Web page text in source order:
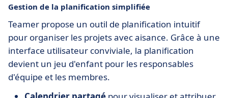
Gestion de la planification simplifiée
Teamer propose un outil de planification intuitif
pour organiser les projets avec aisance. Grâce à une
interface utilisateur conviviale, la planification
devient un jeu d'enfant pour les responsables
d'équipe et les membres.